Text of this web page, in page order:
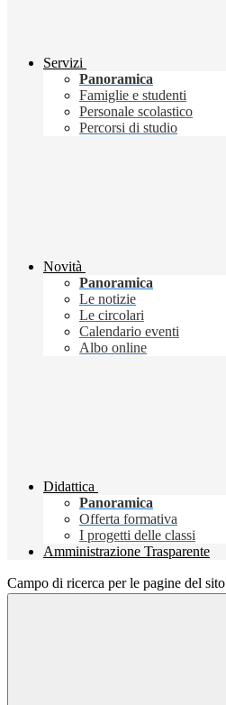
Servizi
Panoramica
Famiglie e studenti
Personale scolastico
Percorsi di studio
Novità
Panoramica
Le notizie
Le circolari
Calendario eventi
Albo online
Didattica
Panoramica
Offerta formativa
I progetti delle classi
Amministrazione Trasparente
Campo di ricerca per le pagine del sito